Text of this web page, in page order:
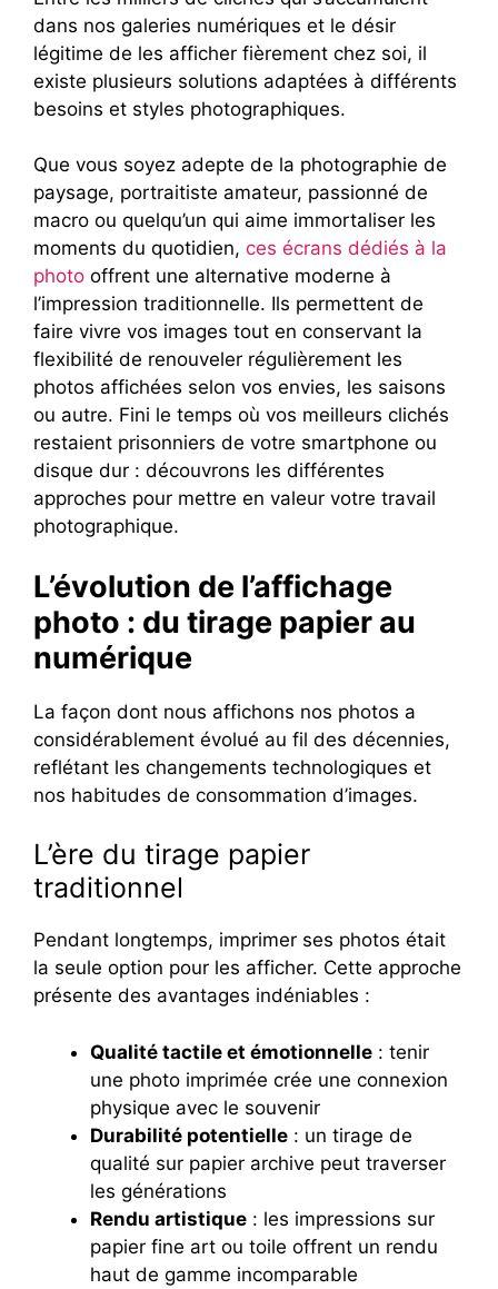
dans nos galeries numériques et le désir
légitime de les afficher fièrement chez soi, il
existe plusieurs solutions adaptées à différents
besoins et styles photographiques.
Que vous soyez adepte de la photographie de
paysage, portraitiste amateur, passionné de
macro ou quelqu’un qui aime immortaliser les
moments du quotidien, ces écrans dédiés à la
photo offrent une alternative moderne à
l’impression traditionnelle. Ils permettent de
faire vivre vos images tout en conservant la
flexibilité de renouveler régulièrement les
photos affichées selon vos envies, les saisons
ou autre. Fini le temps où vos meilleurs clichés
restaient prisonniers de votre smartphone ou
disque dur : découvrons les différentes
approches pour mettre en valeur votre travail
photographique.
L’évolution de l’affichage
photo : du tirage papier au
numérique
La façon dont nous affichons nos photos a
considérablement évolué au fil des décennies,
reflétant les changements technologiques et
nos habitudes de consommation d’images.
L’ère du tirage papier
traditionnel
Pendant longtemps, imprimer ses photos était
la seule option pour les afficher. Cette approche
présente des avantages indéniables :
Qualité tactile et émotionnelle : tenir
une photo imprimée crée une connexion
physique avec le souvenir
Durabilité potentielle : un tirage de
qualité sur papier archive peut traverser
les générations
Rendu artistique : les impressions sur
papier fine art ou toile offrent un rendu
haut de gamme incomparable